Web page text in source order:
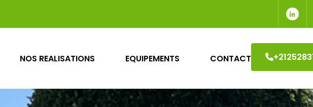
NOS REALISATIONS EQUIPEMENTS CONTACT